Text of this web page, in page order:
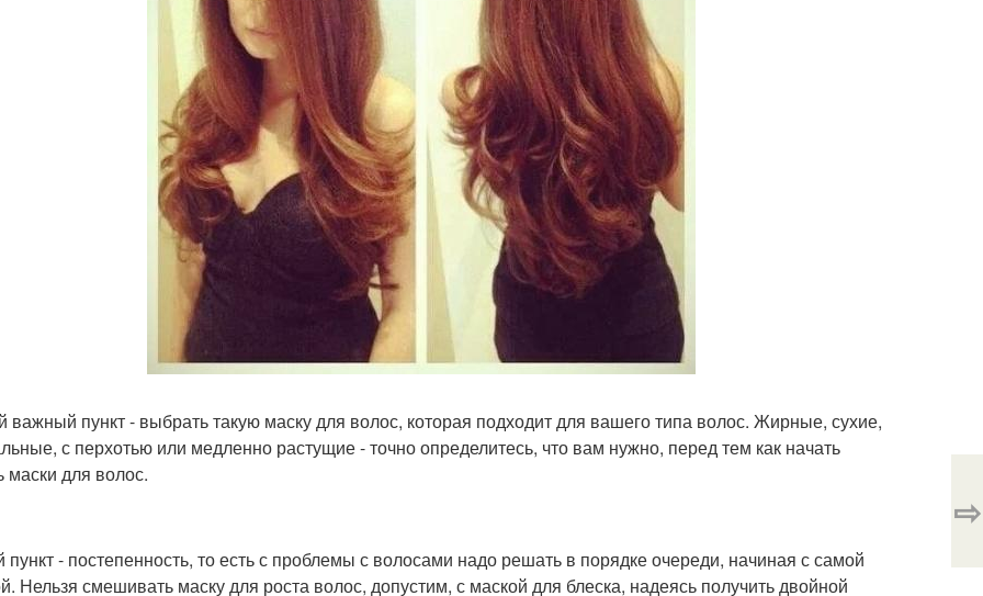
важный пункт - выбрать такую маску для волос, которая подходит для вашего типа волос. Жирные, сухие,
с перхотью или медленно растущие - точно определитесь, что вам нужно, перед тем как начать
маски для волос.
пункт - постепенность, то есть с проблемы с волосами надо решать в порядке очереди, начиная с самой
Нельзя смешивать маску для роста волос, допустим, с маской для блеска, надеясь получить двойной
⇨